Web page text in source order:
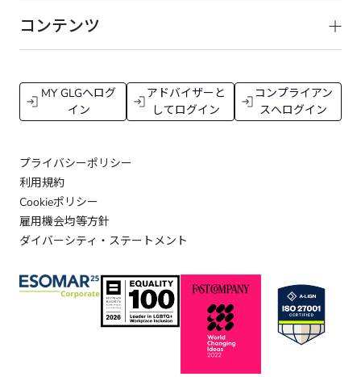
コンテンツ
MY GLGへログ
イン
アドバイザーと
してログイン
コンプライアン
スへログイン
プライバシーポリシー
利用規約
Cookieポリシー
雇用機会均等方針
ダイバーシティ・ステートメント